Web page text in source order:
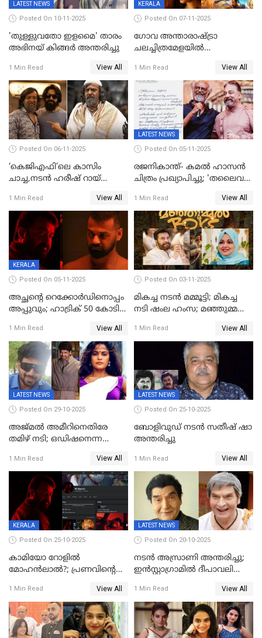
LATEST NEWS
Posted On 10-11-2025
'തുള്ളുവതോ ഇളമൈ' താരം
അഭിനയ് കിങ്ങർ അന്തരിച്ചു
1 Min Read View All
KERALA
Posted On 07-11-2025
ഗോവ അന്താരാഷ്ട്രാ
ചലച്ചിത്രമേളയില്‍
മലയാളത്തില്‍നിന്ന്
ഏകചിത്രമായി 'എആര്‍എം';
1 Min Read View All
Posted On 06-11-2025
‘കെജിഎഫി’ലെ കാസിം
ചാച്ച,നടൻ ഹരീഷ് റായ്
1 Min Read View All
LATEST NEWS
Posted On 05-11-2025
രജനികാന്ത്- കമൽ ഹാസൻ
ചിത്രം പ്രഖ്യാപിച്ചു; 'തലൈവർ
1 Min Read View All
KERALA
Posted On 05-11-2025
അച്ഛന്റെ റെക്കോർഡിനൊപ്പം
അപ്പുവും; ഹാട്രിക് 50 കോടി
മോഹൻലാൽ, 'ഡീയസ്
ഈറേ' കുതിപ്പ്
1 Min Read View All
Posted On 03-11-2025
മികച്ച നടൻ മമ്മൂട്ടി; മികച്ച
നടി ഷംല ഹംസ; മഞ്ഞുമ്മൽ
1 Min Read View All
LATEST NEWS
Posted On 29-10-2025
അജ്മല്‍ അമീറിനെതിരേ
തമിഴ് നടി; ഒഡിഷനെന്ന
വിളിച്ചു, മോശം പെരുമാറ്റം
1 Min Read View All
LATEST NEWS
Posted On 25-10-2025
ബോളിവുഡ് നടൻ സതീഷ് ഷാ
അന്തരിച്ചു
1 Min Read View All
KERALA
Posted On 25-10-2025
കാമിയോ റോളിൽ
മോഹൻലാൽ?; പ്രണവിന്റെ
പിന്നാലെ ഡിപി; ചർച്ചയായി
സോഷ്യൽ മീഡിയ ചിത്രങ്ങൾ
1 Min Read View All
LATEST NEWS
Posted On 20-10-2025
നടന്‍ അസ്രാണി അന്തരിച്ചു;
ഇന്‍‌സ്റ്റാഗ്രാമില്‍ ദീപാവലി
മണിക്കൂറുകള്‍ക്കകം
വിയോഗം
1 Min Read View All